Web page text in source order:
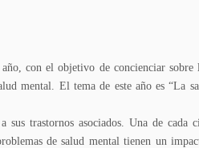
con el objetivo de concienciar sobre
mental. El tema de este año es “La
trastornos asociados. Una de cada
de salud mental tienen un